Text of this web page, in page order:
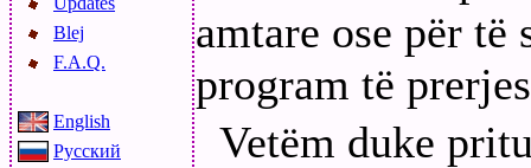
Blej
F.A.Q.
English
Русский
amtare ose për të
program të
Vetëm duke